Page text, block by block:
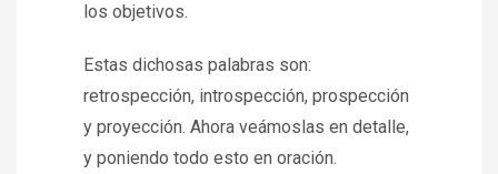
los objetivos.
Estas dichosas palabras son:
retrospección, introspección, prospección
y proyección. Ahora veámoslas en detalle,
y poniendo todo esto en oración.